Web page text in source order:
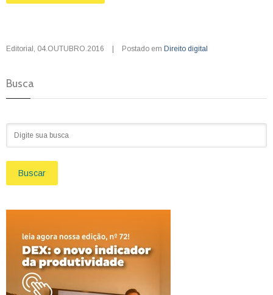
Editorial 04.OUTUBRO.2016 | Postado em Direito digital
Busca
Buscar